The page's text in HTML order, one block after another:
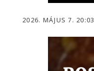
2026. MÁJUS 7. 20:03